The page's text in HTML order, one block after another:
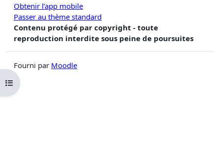
Ouvrir l’index du cours
Obtenir l’app mobile
Passer au thème standard
Contenu protégé par copyright - toute
reproduction interdite sous peine de poursuites
Fourni par Moodle